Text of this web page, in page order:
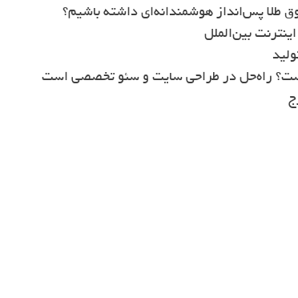
طلا پس‌انداز هوشمندانه‌ای داشته باشیم؟
بین‌الملل
راه‌حل در طراحی سایت و سئو تخصصی است